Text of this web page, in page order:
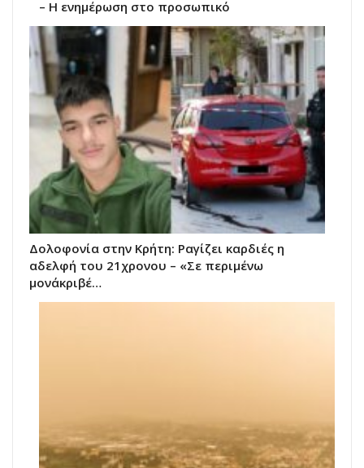
– Η ενημέρωση στο προσωπικό
Δολοφονία στην Κρήτη: Ραγίζει καρδιές η
αδελφή του 21χρονου – «Σε περιμένω
μονάκριβέ…